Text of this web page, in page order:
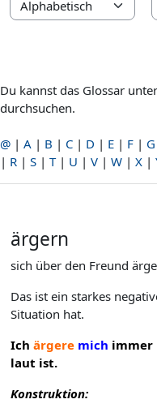
Du kannst das Glossar
Du kannst das Glossar
durchsuchen.
@ | A | B | C | D | E | F | G
| R | S | T| U | V | W | X |
ärgern
sich über den Freund
Das ist ein starkes
Situation hat.
Ich ärgere mich immer
laut ist.
Konstruktion: